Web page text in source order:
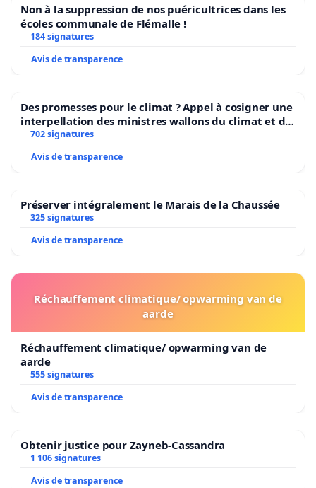
Non à la suppression de nos puéricultrices dans les
écoles communale de Flémalle !
184 signatures
Avis de transparence
Des promesses pour le climat ? Appel à cosigner une
interpellation des ministres wallons du climat et de
l’environnement.
702 signatures
Avis de transparence
Préserver intégralement le Marais de la Chaussée
325 signatures
Avis de transparence
Réchauffement climatique/ opwarming van de
aarde
Réchauffement climatique/ opwarming van de
aarde
555 signatures
Avis de transparence
Obtenir justice pour Zayneb-Cassandra
1 106 signatures
Avis de transparence